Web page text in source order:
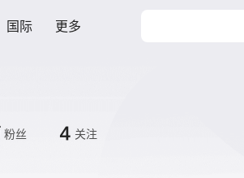
国际 更多
粉丝 4 关注